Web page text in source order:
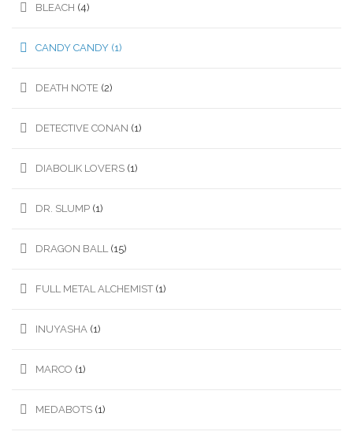
BLEACH (4)
CANDY CANDY (1)
DEATH NOTE (2)
DETECTIVE CONAN (1)
DIABOLIK LOVERS (1)
DR. SLUMP (1)
DRAGON BALL (15)
FULL METAL ALCHEMIST (1)
INUYASHA (1)
MARCO (1)
MEDABOTS (1)